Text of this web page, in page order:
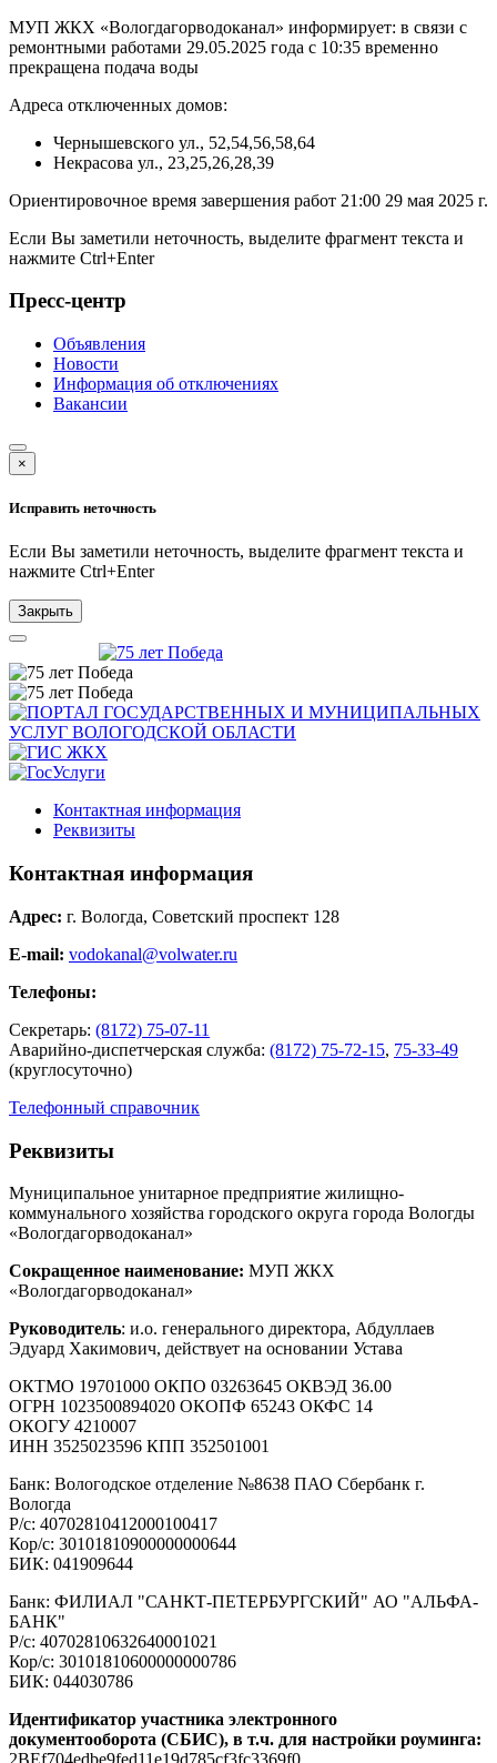
МУП ЖКХ «Вологдагорводоканал» информирует: в связи с
ремонтными работами 29.05.2025 года с 10:35 временно
прекращена подача воды
Адреса отключенных домов:
Чернышевского ул., 52,54,56,58,64
Некрасова ул., 23,25,26,28,39
Ориентировочное время завершения работ 21:00 29 мая 2025 г.
Если Вы заметили неточность, выделите фрагмент текста и
нажмите Ctrl+Enter
Пресс-центр
Объявления
Новости
Информация об отключениях
Вакансии
×
Исправить неточность
Если Вы заметили неточность, выделите фрагмент текста и
нажмите Ctrl+Enter
Закрыть
Контактная информация
Реквизиты
Контактная информация
Адрес: г. Вологда, Советский проспект 128
E-mail: vodokanal@volwater.ru
Телефоны:
Секретарь: (8172) 75-07-11
Аварийно-диспетчерская служба: (8172) 75-72-15, 75-33-49
(круглосуточно)
Телефонный справочник
Реквизиты
Муниципальное унитарное предприятие жилищно-
коммунального хозяйства городского округа города Вологды
«Вологдагорводоканал»
Сокращенное наименование: МУП ЖКХ
«Вологдагорводоканал»
Руководитель: и.о. генерального директора, Абдуллаев
Эдуард Хакимович, действует на основании Устава
ОКТМО 19701000 ОКПО 03263645 ОКВЭД 36.00
ОГРН 1023500894020 ОКОПФ 65243 ОКФС 14
ОКОГУ 4210007
ИНН 3525023596 КПП 352501001
Банк: Вологодское отделение №8638 ПАО Сбербанк г.
Вологда
Р/с: 40702810412000100417
Кор/с: 30101810900000000644
БИК: 041909644
Банк: ФИЛИАЛ "САНКТ-ПЕТЕРБУРГСКИЙ" АО "АЛЬФА-
БАНК"
Р/с: 40702810632640001021
Кор/с: 30101810600000000786
БИК: 044030786
Идентификатор участника электронного
документооборота (СБИС), в т.ч. для настройки роуминга: